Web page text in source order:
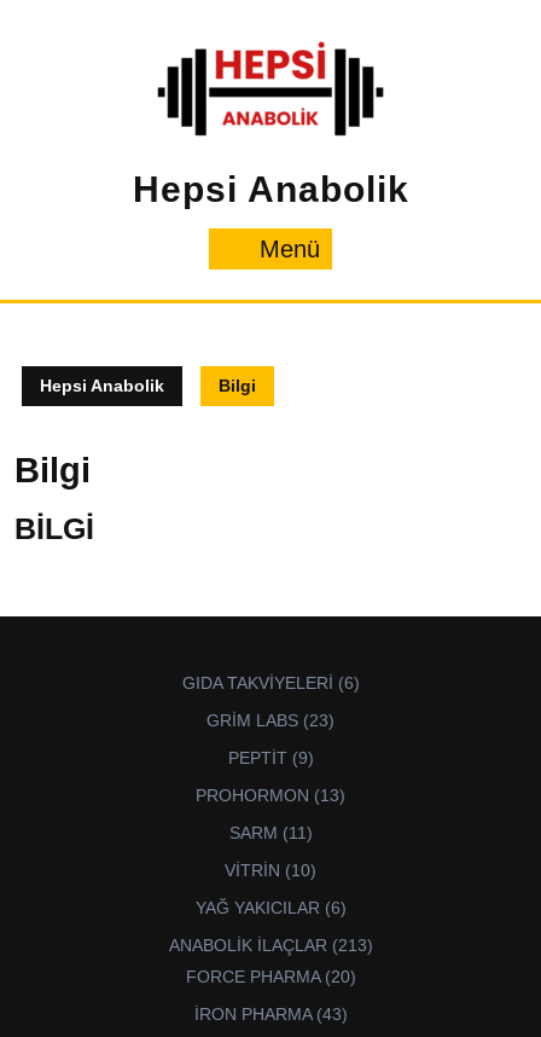
Hepsi Anabolik
Menü
Hepsi Anabolik Bilgi
Bilgi
BİLGİ
GIDA TAKVİYELERİ 66
GRİM LABS 2323
PEPTİT 99
PROHORMON 1313
SARM 1111
VİTRİN 1010
YAĞ YAKICILAR 66
ANABOLİK İLAÇLAR 213213
FORCE PHARMA 2020
İRON PHARMA 4343